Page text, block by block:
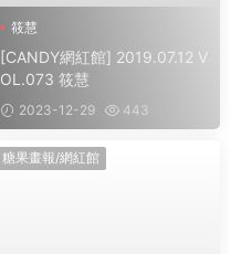
筱慧
[CANDY網紅館] 2019.07.12 V
OL.073 筱慧
2023-12-29 443
糖果畫報/網紅館